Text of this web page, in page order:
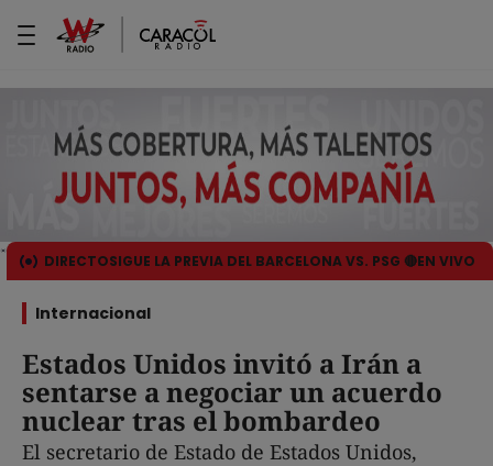
DIRECTOSIGUE LA PREVIA DEL BARCELONA VS. PSG 🔴EN VIVO
Internacional
Estados Unidos invitó a Irán a
sentarse a negociar un acuerdo
nuclear tras el bombardeo
El secretario de Estado de Estados Unidos,